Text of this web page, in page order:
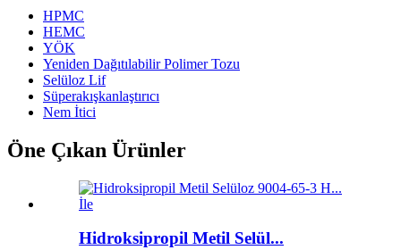
HPMC
HEMC
YÖK
Yeniden Dağıtılabilir Polimer Tozu
Selüloz Lif
Süperakışkanlaştırıcı
Nem İtici
Öne Çıkan Ürünler
Hidroksipropil Metil Selül...